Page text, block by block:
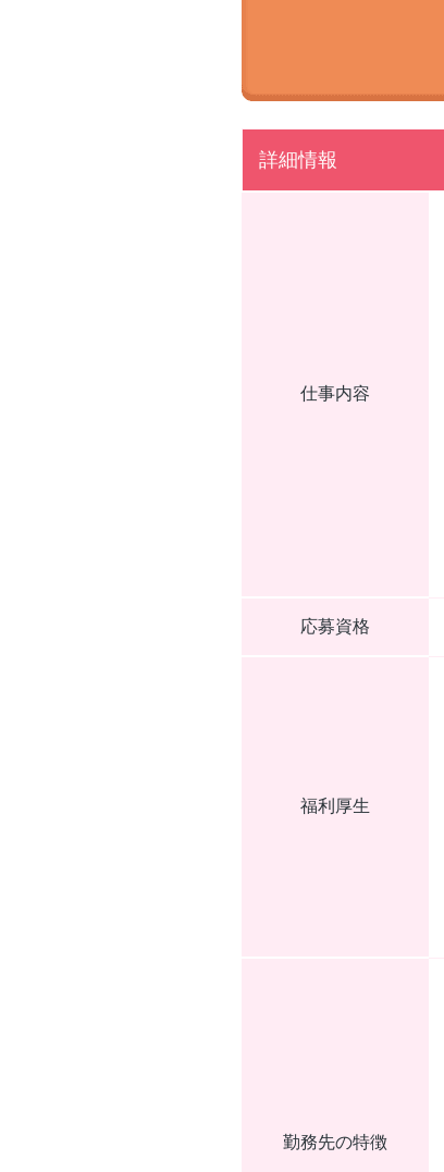
詳細情報
仕事内容
応募資格
福利厚生
勤務先の特徴